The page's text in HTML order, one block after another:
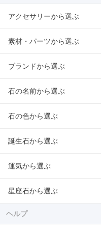
アクセサリーから選ぶ
素材・パーツから選ぶ
ブランドから選ぶ
石の名前から選ぶ
石の色から選ぶ
誕生石から選ぶ
運気から選ぶ
星座石から選ぶ
ヘルプ